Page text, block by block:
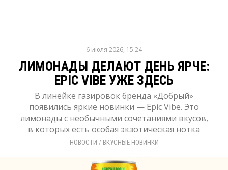
6 июля 2026, 15:24
ЛИМОНАДЫ ДЕЛАЮТ ДЕНЬ ЯРЧЕ:
EPIC VIBE УЖЕ ЗДЕСЬ
В линейке газировок бренда «Добрый»
появились яркие новинки — Epic Vibe. Это
лимонады с необычными сочетаниями вкусов,
в которых есть особая экзотическая нотка
НОВОСТИ / ВКУСНЫЕ НОВИНКИ